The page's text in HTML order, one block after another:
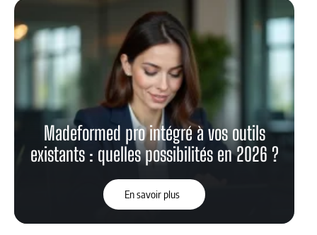
Madeformed pro intégré à vos outils
existants : quelles possibilités en 2026 ?
En savoir plus